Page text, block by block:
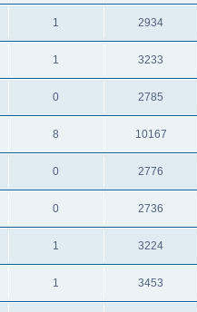
1 2934
1 3233
0 2785
8 10167
0 2776
0 2736
1 3224
1 3453